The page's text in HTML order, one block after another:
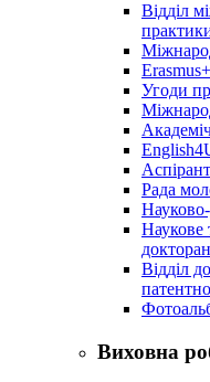
Відділ
Erasmus+
Угоди
Рада
Наукове
Відділ
Виховна